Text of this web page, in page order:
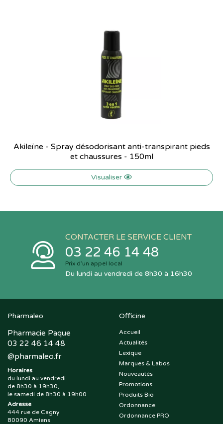
Akileïne - Spray désodorisant anti-transpirant pieds
et chaussures - 150ml
Visualiser
CONTACTER LE SERVICE CLIENT
03 22 46 14 48
Prix d’un appel local
Du lundi au vendredi de 8h30 à 16h30
Pharmaleo
Pharmacie Paque
03 22 46 14 48
@pharmaleo.fr
Horaires
du lundi au vendredi
de 8h30 à 19h30,
le samedi de 8h30 à 19h00
Adresse
444 rue de Cagny
80090 Amiens
Officine
Accueil
Actualités
Lexique
Marques & Labos
Nouveautés
Promotions
Produits Bio
Ordonnance
Ordonnance PRO